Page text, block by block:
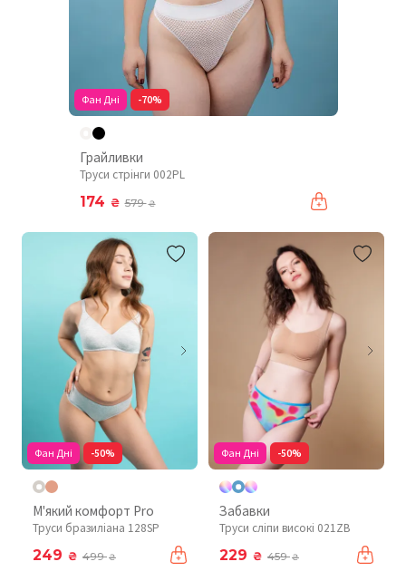
Фан Дні -70%
Грайливки
Труси стрінги 002PL
174 ₴ 579₴
Фан Дні -50%
М'який комфорт Pro
Труси бразиліана 128SP
249 ₴ 499₴
Фан Дні -50%
Забавки
Труси сліпи високі 021ZB
229 ₴ 459₴